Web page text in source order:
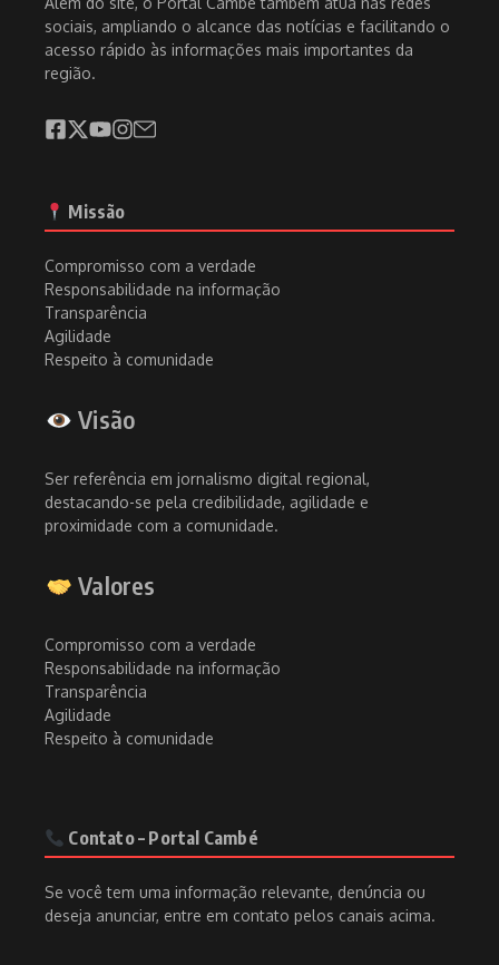
sociais, ampliando o alcance das notícias e facilitando o
acesso rápido às informações mais importantes da
região.
Missão
Compromisso com a verdade
Responsabilidade na informação
Transparência
Agilidade
Respeito à comunidade
Visão
Ser referência em jornalismo digital regional,
destacando-se pela credibilidade, agilidade e
proximidade com a comunidade.
Valores
Compromisso com a verdade
Responsabilidade na informação
Transparência
Agilidade
Respeito à comunidade
Contato – Portal Cambé
Se você tem uma informação relevante, denúncia ou
deseja anunciar, entre em contato pelos canais acima.